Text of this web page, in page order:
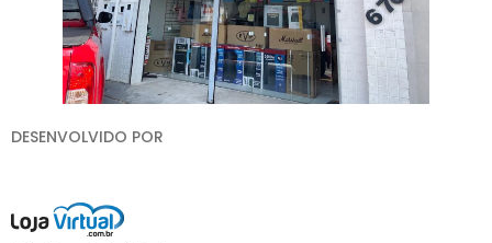
DESENVOLVIDO POR